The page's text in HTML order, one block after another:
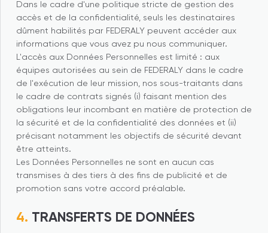
Dans le cadre d'une politique stricte de gestion des
accès et de la confidentialité, seuls les destinataires
dûment habilités par FEDERALY peuvent accéder aux
informations que vous avez pu nous communiquer.
L'accès aux Données Personnelles est limité : aux
équipes autorisées au sein de FEDERALY dans le cadre
de l'exécution de leur mission, nos sous-traitants dans
le cadre de contrats signés (i) faisant mention des
obligations leur incombant en matière de protection de
la sécurité et de la confidentialité des données et (ii)
précisant notamment les objectifs de sécurité devant
être atteints.
Les Données Personnelles ne sont en aucun cas
transmises à des tiers à des fins de publicité et de
promotion sans votre accord préalable.
TRANSFERTS DE DONNÉES